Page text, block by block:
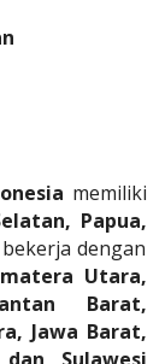
memiliki
Papua,
dengan
Utara,
Barat,
Jawa Barat,